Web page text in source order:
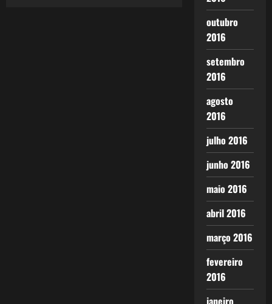
outubro
2016
setembro
2016
agosto
2016
julho 2016
junho 2016
maio 2016
abril 2016
março 2016
fevereiro
2016
janeiro